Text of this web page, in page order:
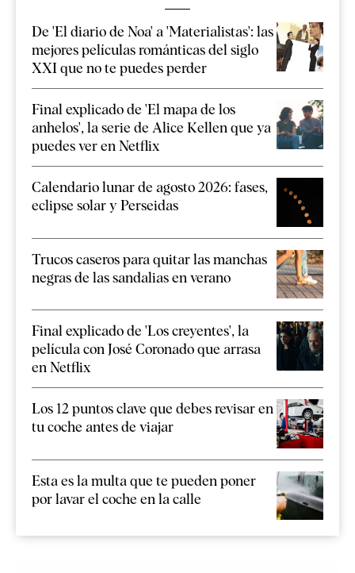
De 'El diario de Noa' a 'Materialistas': las
mejores películas románticas del siglo
XXI que no te puedes perder
Final explicado de 'El mapa de los
anhelos', la serie de Alice Kellen que ya
puedes ver en Netflix
Calendario lunar de agosto 2026: fases,
eclipse solar y Perseidas
Trucos caseros para quitar las manchas
negras de las sandalias en verano
Final explicado de 'Los creyentes', la
película con José Coronado que arrasa
en Netflix
Los 12 puntos clave que debes revisar en
tu coche antes de viajar
Esta es la multa que te pueden poner
por lavar el coche en la calle